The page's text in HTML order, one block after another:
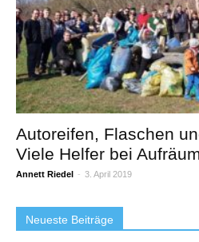
Autoreifen, Flaschen
Viele Helfer bei
Annett Riedel - 3. April 2019
Neueste Beiträge